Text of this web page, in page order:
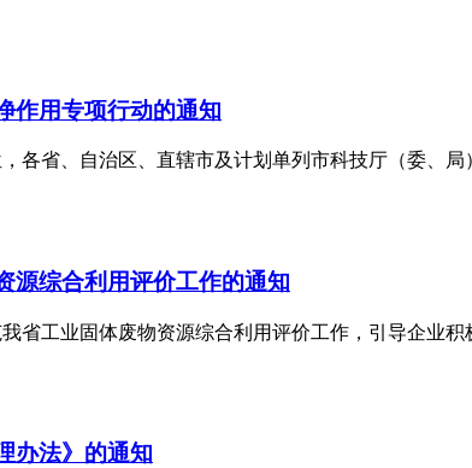
作用专项行动的通知
各省、自治区、直辖市及计划单列市科技厅（委、
源综合利用评价工作的通知
省工业固体废物资源综合利用评价工作，引导企业
办法》的通知